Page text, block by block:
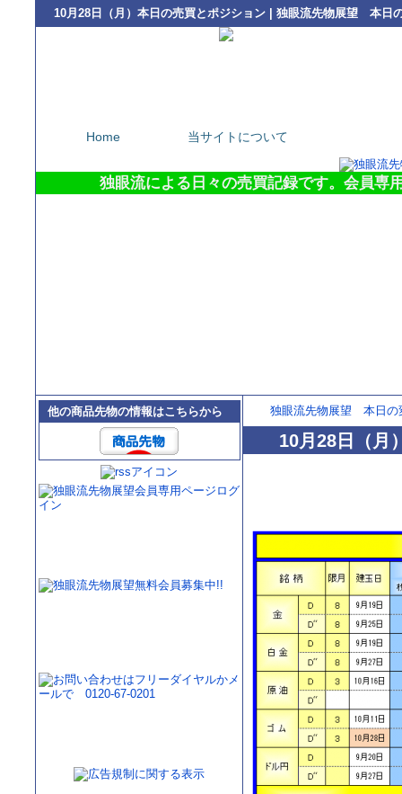
10月28日（月）本日の売買とポジション | 独眼流先物展望 本
Home 当サイトについて
独眼流による日々の売買記録です。会員専
独眼流先物展望 本日の
10月28日（月
他の商品先物の情報はこちらから